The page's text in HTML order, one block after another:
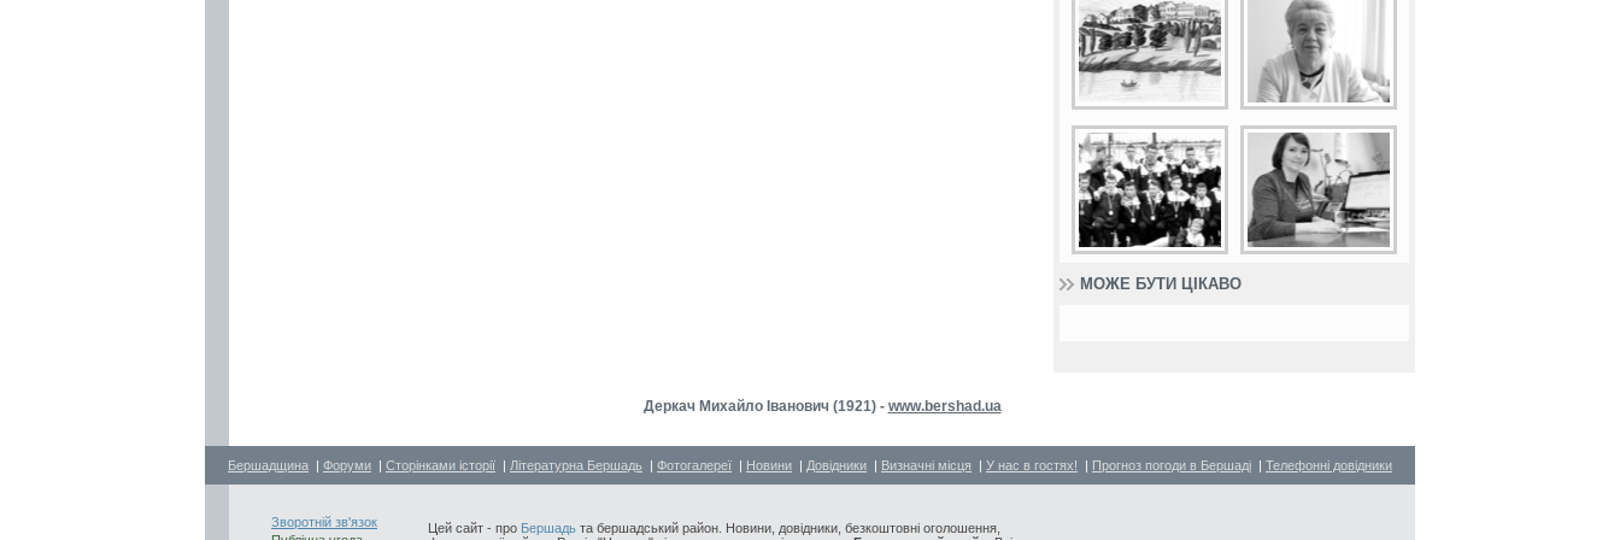
МОЖЕ БУТИ ЦІКАВО
Деркач Михайло Іванович (1921) - www.bershad.ua
Бершадщина | Форуми | Сторінками історії | Літературна Бершадь | Фотогалереї | Новини | Довідники | Визначні місця | У нас в гостях! | Прогноз погоди в Бершаді | Телефонні довідники
Зворотній зв'язок
Цей сайт - про Бершадь та бершадський район. Новини, довідники, безкоштовні оголошення,